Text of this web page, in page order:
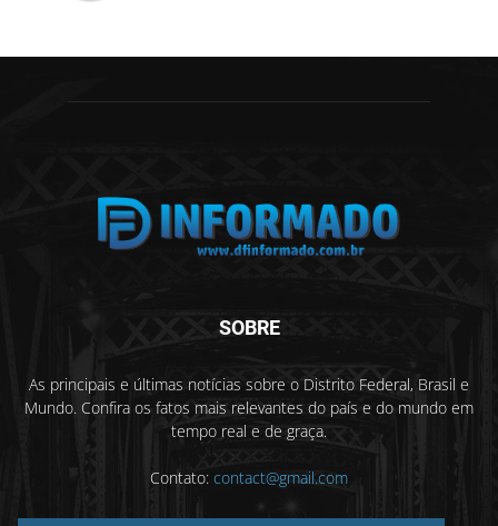
SOBRE
As principais e últimas notícias sobre o Distrito Federal, Brasil e
Mundo. Confira os fatos mais relevantes do país e do mundo em
tempo real e de graça.
Contato: contact@gmail.com